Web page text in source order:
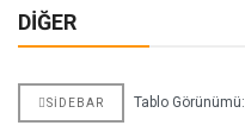
DIĞER
SIDEBAR Tablo Görünümü: